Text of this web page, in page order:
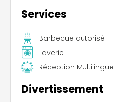
Services
Barbecue autorisé
Laverie
Réception Multilingue
Divertissement